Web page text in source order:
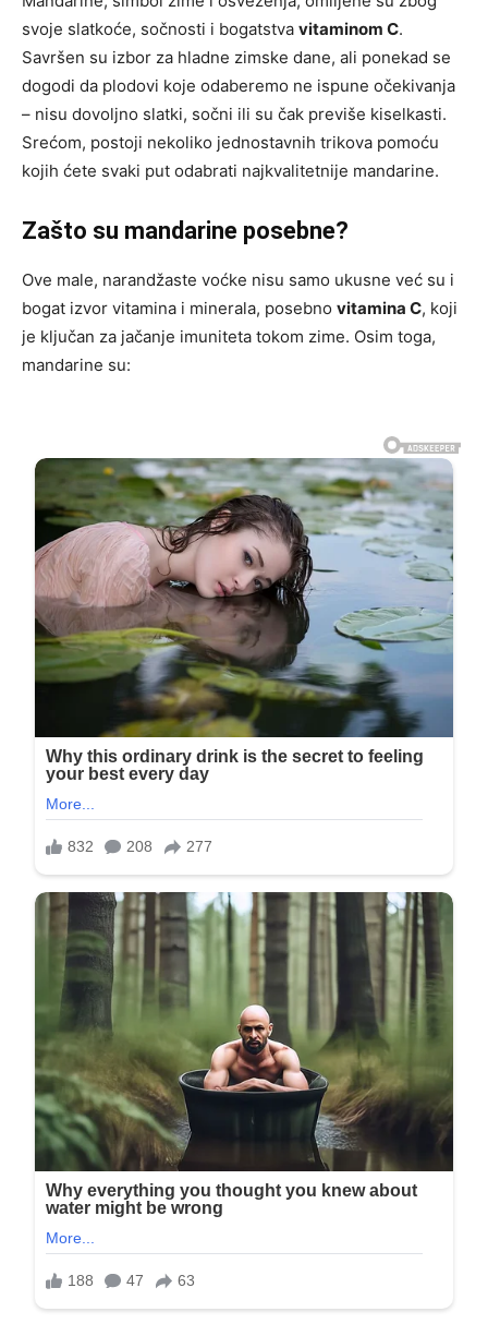
svoje slatkoće, sočnosti i bogatstva vitaminom C.
Savršen su izbor za hladne zimske dane, ali ponekad se
dogodi da plodovi koje odaberemo ne ispune očekivanja
– nisu dovoljno slatki, sočni ili su čak previše kiselkasti.
Srećom, postoji nekoliko jednostavnih trikova pomoću
kojih ćete svaki put odabrati najkvalitetnije mandarine.
Zašto su mandarine posebne?
Ove male, narandžaste voćke nisu samo ukusne već su i
bogat izvor vitamina i minerala, posebno vitamina C, koji
je ključan za jačanje imuniteta tokom zime. Osim toga,
mandarine su: